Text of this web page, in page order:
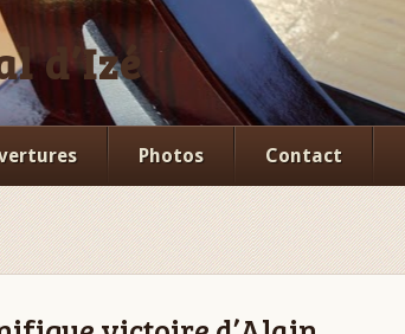
d’Izé
Photos Contact